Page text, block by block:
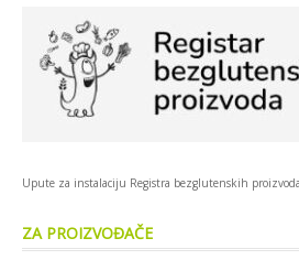
Upute za instalaciju Registra bezglutenskih
ZA PROIZVOĐAČE